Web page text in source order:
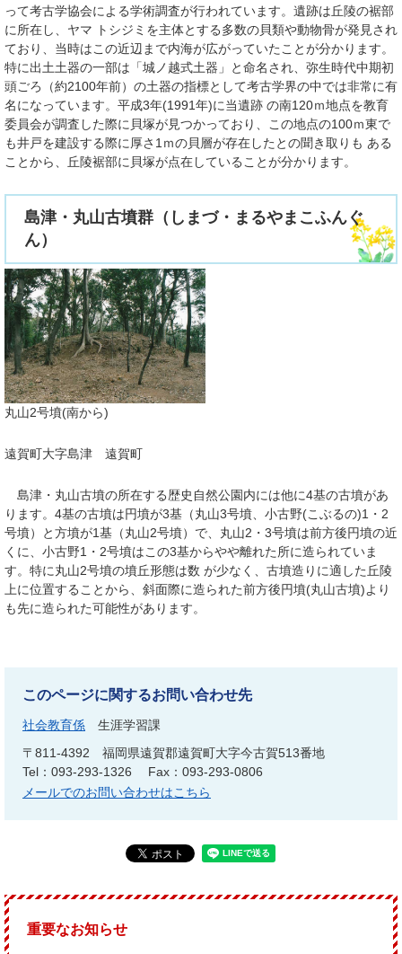
って考古学協会による学術調査が行われています。遺跡は丘陵の裾部
に所在し、ヤマ トシジミを主体とする多数の貝類や動物骨が発見され
ており、当時はこの近辺まで内海が広がっていたことが分かります。
特に出土土器の一部は「城ノ越式土器」と命名され、弥生時代中期初
頭ごろ（約2100年前）の土器の指標として考古学界の中では非常に有
名になっています。平成3年(1991年)に当遺跡 の南120ｍ地点を教育
委員会が調査した際に貝塚が見つかっており、この地点の100ｍ東で
も井戸を建設する際に厚さ1ｍの貝層が存在したとの聞き取りも ある
ことから、丘陵裾部に貝塚が点在していることが分かります。
島津・丸山古墳群（しまづ・まるやまこふんぐ
ん）
丸山2号墳(南から)
遠賀町大字島津 遠賀町
島津・丸山古墳の所在する歴史自然公園内には他に4基の古墳があ
ります。4基の古墳は円墳が3基（丸山3号墳、小古野(こぶるの)1・2
号墳）と方墳が1基（丸山2号墳）で、丸山2・3号墳は前方後円墳の近
くに、小古野1・2号墳はこの3基からやや離れた所に造られていま
す。特に丸山2号墳の墳丘形態は数 が少なく、古墳造りに適した丘陵
上に位置することから、斜面際に造られた前方後円墳(丸山古墳)より
も先に造られた可能性があります。
このページに関するお問い合わせ先
社会教育係
生涯学習課
〒811-4392
福岡県遠賀郡遠賀町大字今古賀513番地
Tel：093-293-1326
Fax：093-293-0806
メールでのお問い合わせはこちら
重要なお知らせ